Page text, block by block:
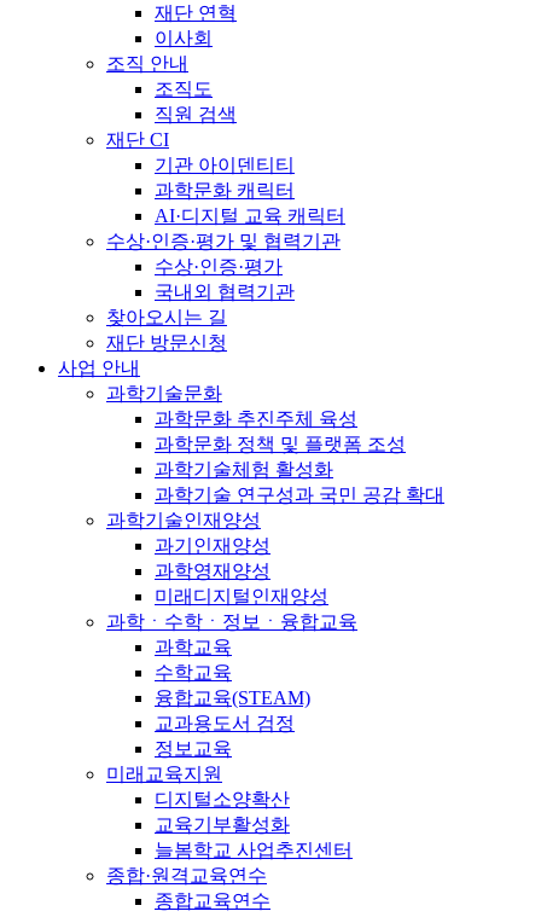
재단 연혁
이사회
조직 안내
조직도
직원 검색
재단 CI
기관 아이덴티티
과학문화 캐릭터
AI·디지털 교육 캐릭터
수상·인증·평가 및 협력기관
수상·인증·평가
국내외 협력기관
찾아오시는 길
재단 방문신청
사업 안내
과학기술문화
과학문화 추진주체 육성
과학문화 정책 및 플랫폼 조성
과학기술체험 활성화
과학기술 연구성과 국민 공감 확대
과학기술인재양성
과기인재양성
과학영재양성
미래디지털인재양성
과학ㆍ수학ㆍ정보ㆍ융합교육
과학교육
수학교육
융합교육(STEAM)
교과용도서 검정
정보교육
미래교육지원
디지털소양확산
교육기부활성화
늘봄학교 사업추진센터
종합·원격교육연수
종합교육연수